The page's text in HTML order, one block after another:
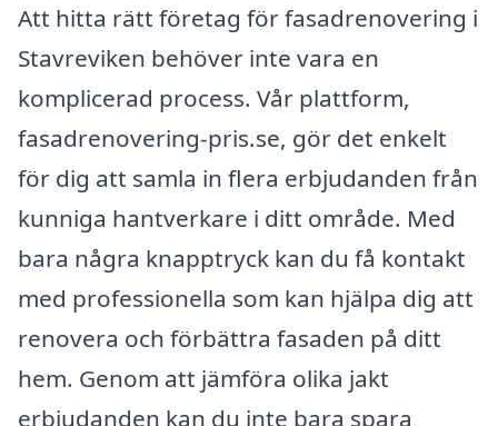
Att hitta rätt företag för fasadrenovering i
Stavreviken behöver inte vara en
komplicerad process. Vår plattform,
fasadrenovering-pris.se, gör det enkelt
för dig att samla in flera erbjudanden från
kunniga hantverkare i ditt område. Med
bara några knapptryck kan du få kontakt
med professionella som kan hjälpa dig att
renovera och förbättra fasaden på ditt
hem. Genom att jämföra olika jakt
erbjudanden kan du inte bara spara